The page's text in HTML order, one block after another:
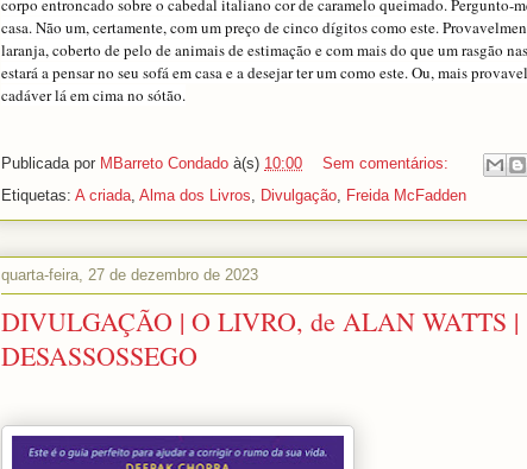
corpo entroncado sobre o cabedal italiano cor de caramelo queimado. Pergunto-
casa. Não um, certamente, com um preço de cinco dígitos como este.
laranja, coberto de pelo de animais de estimação e com mais do que um rasgão
estará a pensar no seu sofá em casa e a desejar ter um como este. Ou, mais
cadáver lá em cima no sótão.
Publicada por MBarreto Condado à(s) 10:00
Sem comentários:
Etiquetas: A criada, Alma dos Livros, Divulgação, Freida McFadden
quarta-feira, 27 de dezembro de 2023
DIVULGAÇÃO | O LIVRO, de ALAN WATTS |
DESASSOSSEGO